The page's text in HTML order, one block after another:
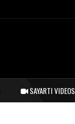
SAYARTI VIDEOS